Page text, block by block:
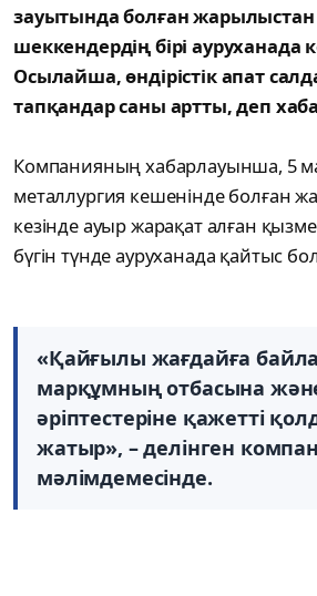
зауытында болған жарылыстан
шеккендердің бірі ауруханада
Осылайша, өндірістік апат
тапқандар саны артты, деп
Компанияның хабарлауынша, 5
металлургия кешенінде болған
кезінде ауыр жарақат алған
бүгін түнде ауруханада қайтыс
«Қайғылы жағдайға
марқұмның отбасына
әріптестеріне қажетті
жатыр», – делінген
мәлімдемесінде.